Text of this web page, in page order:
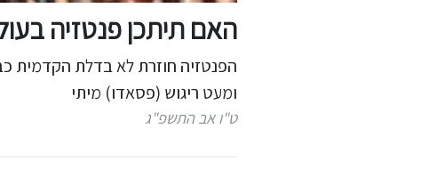
האם תיתכן פנטזיה
הפנטזיה חוזרת לא בדלת הקדמית
ומעט ריגוש (פסאדו) מיתי
ט"ו אב התשפ"ג